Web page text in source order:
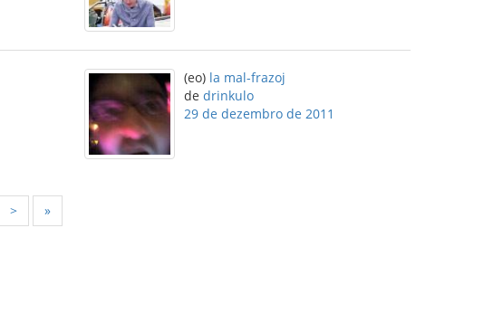
(eo) la mal-frazoj
de drinkulo
29 de dezembro de 2011
> »